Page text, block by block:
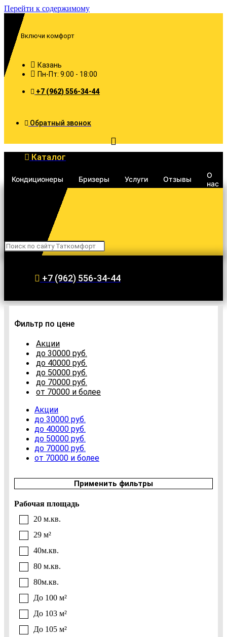
Перейти к содержимому
Включи комфорт
Казань
Пн-Пт: 9:00 - 18:00
+7 (962) 556-34-44
Обратный звонок
Каталог
Кондиционеры Бризеры Услуги Отзывы
О
нас
+7 (962) 556-34-44
Фильтр по цене
Акции
до 30000 руб.
до 40000 руб.
до 50000 руб.
до 70000 руб.
от 70000 и более
Акции
до 30000 руб.
до 40000 руб.
до 50000 руб.
до 70000 руб.
от 70000 и более
Применить фильтры
Рабочая площадь
20 м.кв.
29 м²
40м.кв.
80 м.кв.
80м.кв.
До 100 м²
До 103 м²
До 105 м²